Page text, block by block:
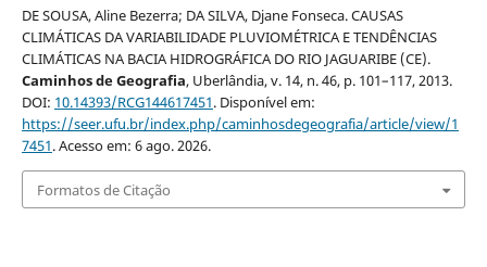
DE SOUSA, Aline Bezerra; DA SILVA, Djane Fonseca. CAUSAS
CLIMÁTICAS DA VARIABILIDADE PLUVIOMÉTRICA E TENDÊNCIAS
CLIMÁTICAS NA BACIA HIDROGRÁFICA DO RIO JAGUARIBE (CE).
Caminhos de Geografia, Uberlândia, v. 14, n. 46, p. 101–117, 2013.
DOI: 10.14393/RCG144617451. Disponível em:
https://seer.ufu.br/index.php/caminhosdegeografia/article/view/1
7451. Acesso em: 6 ago. 2026.
Formatos de Citação